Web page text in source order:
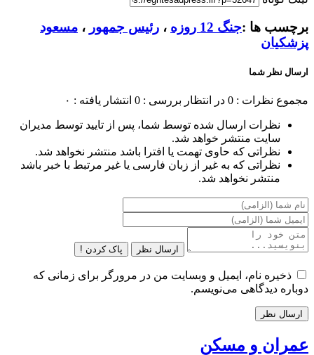
برچسب ها :جنگ 12 روزه ، رئیس جمهور ، مسعود
پزشکیان
ارسال نظر شما
مجموع نظرات : 0 در انتظار بررسی : 0 انتشار یافته : ۰
نظرات ارسال شده توسط شما، پس از تایید توسط مدیران
سایت منتشر خواهد شد.
نظراتی که حاوی تهمت یا افترا باشد منتشر نخواهد شد.
نظراتی که به غیر از زبان فارسی یا غیر مرتبط با خبر باشد
منتشر نخواهد شد.
ارسال نظر پاک کردن !
ذخیره نام، ایمیل و وبسایت من در مرورگر برای زمانی که
دوباره دیدگاهی می‌نویسم.
عمران و مسکن